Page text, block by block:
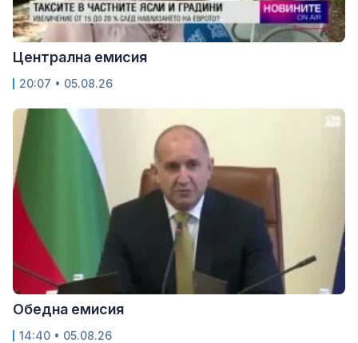
Централна емисия
20:07 • 05.08.26
Обедна емисия
14:40 • 05.08.26